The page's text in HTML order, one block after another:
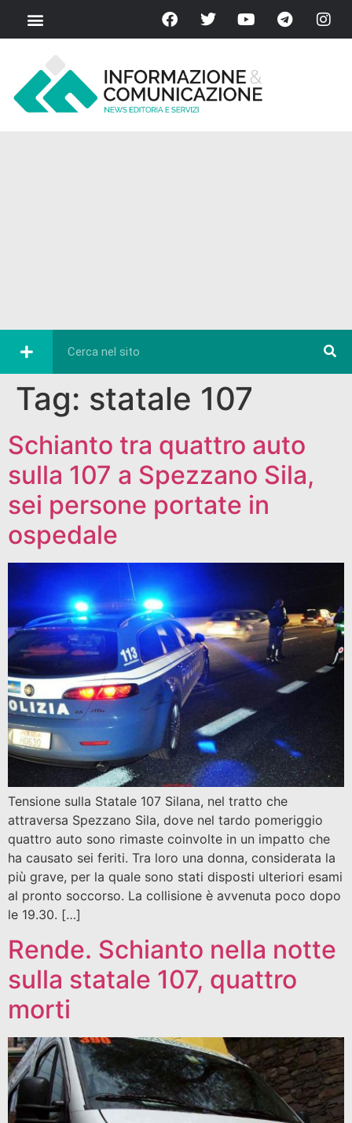
Tag: statale 107
Schianto tra quattro auto
sulla 107 a Spezzano Sila,
sei persone portate in
ospedale
Tensione sulla Statale 107 Silana, nel tratto che
attraversa Spezzano Sila, dove nel tardo pomeriggio
quattro auto sono rimaste coinvolte in un impatto che
ha causato sei feriti. Tra loro una donna, considerata la
più grave, per la quale sono stati disposti ulteriori esami
al pronto soccorso. La collisione è avvenuta poco dopo
le 19.30. […]
Rende. Schianto nella notte
sulla statale 107, quattro
morti